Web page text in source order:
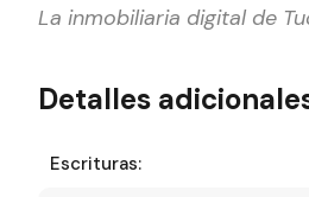
La inmobiliaria digital de
Detalles
Escrituras: